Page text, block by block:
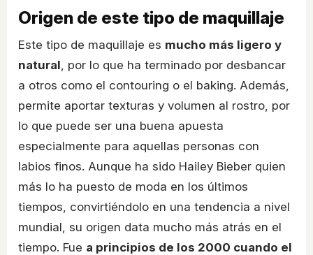
Origen de este tipo de maquillaje
Este tipo de maquillaje es mucho más ligero y
natural , por lo que ha terminado por desbancar
a otros como el contouring o el baking. Además,
permite aportar texturas y volumen al rostro, por
lo que puede ser una buena apuesta
especialmente para aquellas personas con
labios finos. Aunque ha sido Hailey Bieber quien
más lo ha puesto de moda en los últimos
tiempos, convirtiéndolo en una tendencia a nivel
mundial, su origen data mucho más atrás en el
tiempo. Fue a principios de los 2000 cuando el